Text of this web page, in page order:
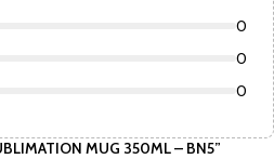
0
0
0
MUG 350ML – BN5”